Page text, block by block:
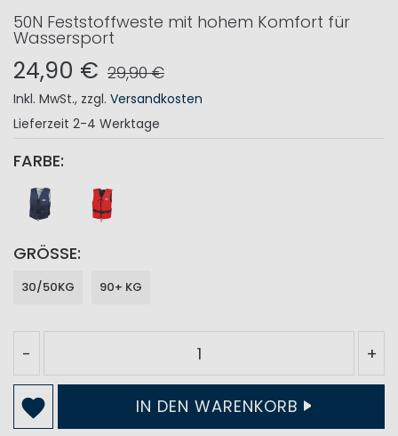
50N Feststoffweste mit hohem Komfort für
Wassersport
24,90 € 29,90 €
Inkl. MwSt., zzgl. Versandkosten
Lieferzeit 2-4 Werktage
FARBE
GRÖSSE
30/50KG 90+ KG
- +
IN DEN WARENKORB